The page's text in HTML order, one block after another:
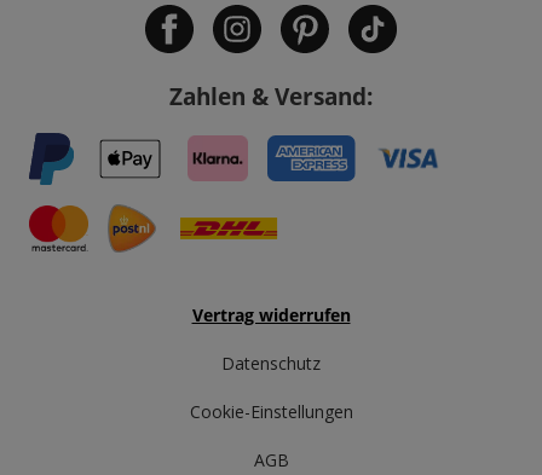
Zahlen & Versand:
Vertrag widerrufen
Datenschutz
Cookie-Einstellungen
AGB